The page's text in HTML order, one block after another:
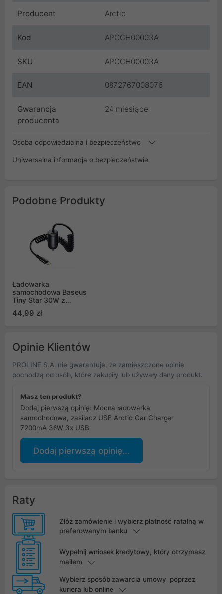
Producent Arctic
Kod APCCH00003A
SKU APCCH00003A
EAN 0872767008076
Gwarancja
producenta
24 miesiące
Osoba odpowiedzialna i bezpieczeństwo
Uniwersalna informacja o bezpieczeństwie
Podobne Produkty
Ładowarka
samochodowa Baseus
Tiny Star 30W z
spiralnym kablem USB-
44,99 zł
Opinie Klientów
PROLINE S.A. nie gwarantuje, że zamieszczone opinie
pochodzą od osób, które zakupiły lub używały dany produkt.
Masz ten produkt?
Dodaj pierwszą opinię: Mocna ładowarka
samochodowa, zasilacz USB Arctic Car Charger
7200mA 36W 3x USB
Dodaj pierwszą opinię...
Raty
Złóż zamówienie i wybierz płatność ratalną w
preferowanym banku
Wypełnij wniosek kredytowy, który otrzymasz
mailem
Wybierz sposób zawarcia umowy, poprzez
kuriera lub online